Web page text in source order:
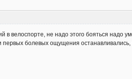
в велоспорте, не надо этого бояться надо
первых болевых ощущения